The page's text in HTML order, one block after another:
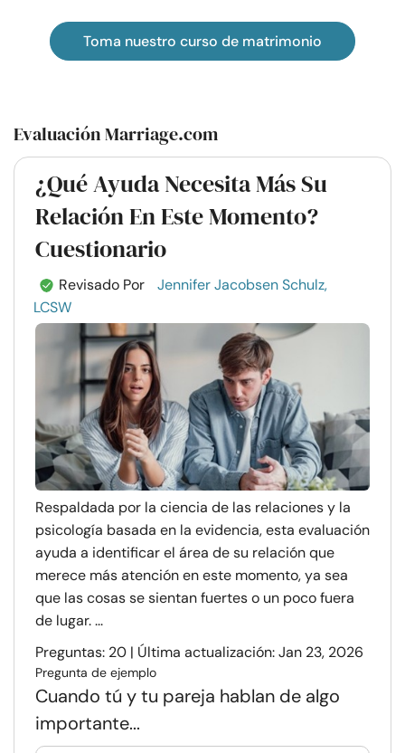
Toma nuestro curso de matrimonio
Evaluación Marriage.com
¿Qué Ayuda Necesita Más Su
Relación En Este Momento?
Cuestionario
Revisado Por
Jennifer Jacobsen Schulz,
LCSW
Respaldada por la ciencia de las relaciones y la
psicología basada en la evidencia, esta evaluación
ayuda a identificar el área de su relación que
merece más atención en este momento, ya sea
que las cosas se sientan fuertes o un poco fuera
de lugar. ...
Preguntas: 20 | Última actualización: Jan 23, 2026
Pregunta de ejemplo
Cuando tú y tu pareja hablan de algo
importante...